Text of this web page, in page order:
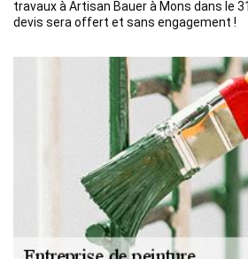
travaux à Artisan Bauer à Mons dans le
devis sera offert et sans engagement !